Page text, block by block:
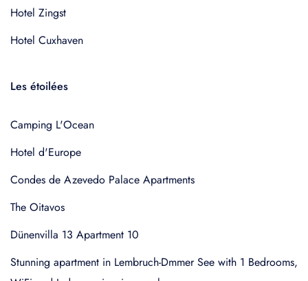
Hotel Zingst
Hotel Cuxhaven
Les étoilées
Camping L'Ocean
Hotel d'Europe
Condes de Azevedo Palace Apartments
The Oitavos
Dünenvilla 13 Apartment 10
Stunning apartment in Lembruch-Dmmer See with 1 Bedrooms,